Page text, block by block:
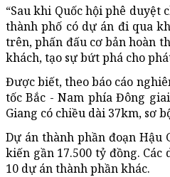
“Sau khi Quốc hội phê duyệt
thành phố có dự án đi qua
trên, phấn đấu cơ bản hoàn
khách, tạo sự bứt phá cho
Được biết, theo báo cáo
tốc Bắc - Nam phía Đông
Giang có chiều dài 37km, sơ
Dự án thành phần đoạn Hậu
kiến gần 17.500 tỷ đồng.
10 dự án thành phần khác.